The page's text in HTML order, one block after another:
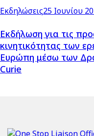
Εκδηλώσεις25 Ιουνίου
Εκδήλωση για τις
κινητικότητας των
Ευρώπη μέσω των
Curie